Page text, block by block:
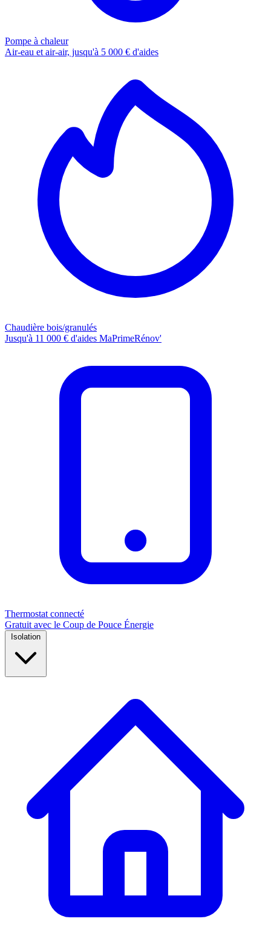
Pompe à chaleur
Air-eau et air-air, jusqu'à 5 000 € d'aides
Chaudière bois/granulés
Jusqu'à 11 000 € d'aides MaPrimeRénov'
Thermostat connecté
Gratuit avec le Coup de Pouce Énergie